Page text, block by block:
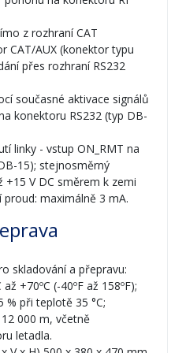
z rozhraní CAT
CAT/AUX (konektor typu
přes rozhraní RS232
současné aktivace signálů
konektoru RS232 (typ DB-
linky - vstup ON_RMT na
15); stejnosměrný
+15 V DC směrem k zemi
maximálně 3 mA.
skladování a přepravu:
+70ºC (-40ºF až 158ºF);
% při teplotě 35 °C;
000 m, včetně
letadla.